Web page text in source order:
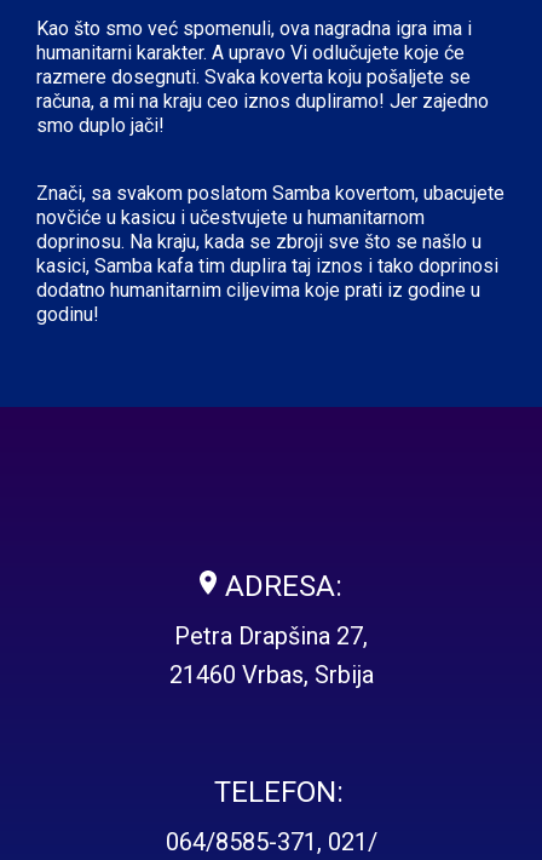
Kao što smo već spomenuli, ova nagradna igra ima i
humanitarni karakter. A upravo Vi odlučujete koje će
razmere dosegnuti. Svaka koverta koju pošaljete se
računa, a mi na kraju ceo iznos dupliramo! Jer zajedno
smo duplo jači!
Znači, sa svakom poslatom Samba kovertom, ubacujete
novčiće u kasicu i učestvujete u humanitarnom
doprinosu. Na kraju, kada se zbroji sve što se našlo u
kasici, Samba kafa tim duplira taj iznos i tako doprinosi
dodatno humanitarnim ciljevima koje prati iz godine u
godinu!
ADRESA:
Petra Drapšina 27,
21460 Vrbas, Srbija
TELEFON:
064/8585-371 , 021/